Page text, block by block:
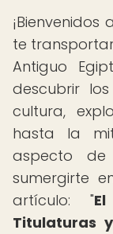
¡Bienvenidos a
te
Antiguo
descubrir
cultura,
hasta la
aspecto
sumergirte
artículo: "
Titulaturas